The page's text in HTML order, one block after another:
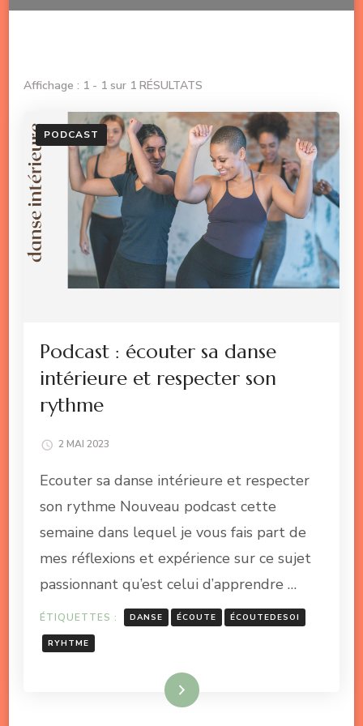
Affichage : 1 - 1 sur 1 RÉSULTATS
PODCAST
Podcast : écouter sa danse
intérieure et respecter son
rythme
2 MAI 2023
Ecouter sa danse intérieure et respecter
son rythme Nouveau podcast cette
semaine dans lequel je vous fais part de
mes réflexions et expérience sur ce sujet
passionnant qu’est celui d’apprendre …
ÉTIQUETTES : DANSE ÉCOUTE ÉCOUTEDESOI
RYHTME
Lire la suite